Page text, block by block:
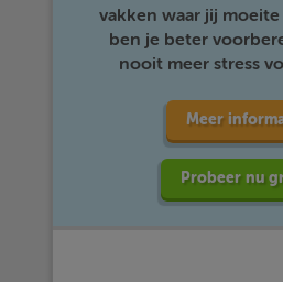
vakken waar jij
ben je beter
nooit meer stress
Meer
Probeer nu